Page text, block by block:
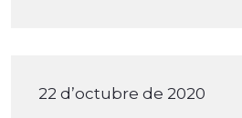
22 d’octubre de 2020